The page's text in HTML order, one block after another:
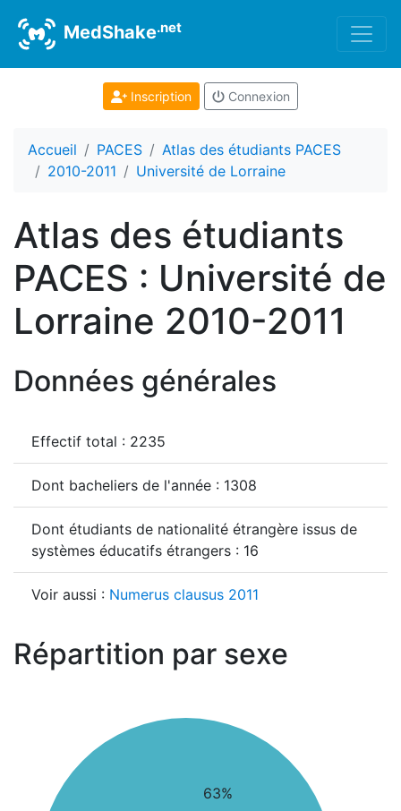
MedShake.net
Inscription Connexion
Accueil PACES
Atlas des étudiants PACES
2010-2011
Université de Lorraine
Atlas des étudiants
PACES : Université de
Lorraine 2010-2011
Données générales
Effectif total : 2235
Dont bacheliers de l'année : 1308
Dont étudiants de nationalité étrangère issus de
systèmes éducatifs étrangers : 16
Voir aussi : Numerus clausus 2011
Répartition par sexe
63%